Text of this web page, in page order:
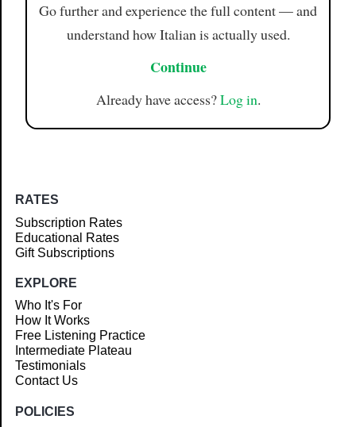
Go further and experience the full content — and
understand how Italian is actually used.
Continue
Already have access?Log in.
RATES
Subscription Rates
Educational Rates
Gift Subscriptions
EXPLORE
Who It's For
How It Works
Free Listening Practice
Intermediate Plateau
Testimonials
Contact Us
POLICIES